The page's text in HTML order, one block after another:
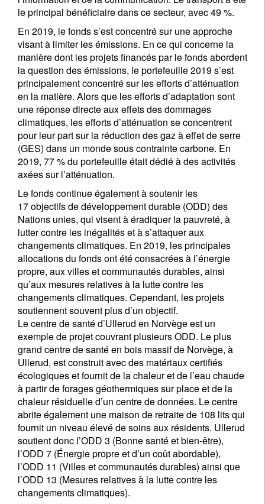
le principal bénéficiaire dans ce secteur, avec 49 %.
En 2019, le fonds s’est concentré sur une approche
visant à limiter les émissions. En ce qui concerne la
manière dont les projets financés par le fonds abordent
la question des émissions, le portefeuille 2019 s’est
principalement concentré sur les efforts d’atténuation
en la matière. Alors que les efforts d’adaptation sont
une réponse directe aux effets des dommages
climatiques, les efforts d’atténuation se concentrent
pour leur part sur la réduction des gaz à effet de serre
(GES) dans un monde sous contrainte carbone. En
2019, 77 % du portefeuille était dédié à des activités
axées sur l’atténuation.
Le fonds continue également à soutenir les
17 objectifs de développement durable (ODD) des
Nations unies, qui visent à éradiquer la pauvreté, à
lutter contre les inégalités et à s’attaquer aux
changements climatiques. En 2019, les principales
allocations du fonds ont été consacrées à l’énergie
propre, aux villes et communautés durables, ainsi
qu’aux mesures relatives à la lutte contre les
changements climatiques. Cependant, les projets
soutiennent souvent plus d’un objectif.
Le centre de santé d’Ullerud en Norvège est un
exemple de projet couvrant plusieurs ODD. Le plus
grand centre de santé en bois massif de Norvège, à
Ullerud, est construit avec des matériaux certifiés
écologiques et fournit de la chaleur et de l’eau chaude
à partir de forages géothermiques sur place et de la
chaleur résiduelle d’un centre de données. Le centre
abrite également une maison de retraite de 108 lits qui
fournit un niveau élevé de soins aux résidents. Ullerud
soutient donc l’ODD 3 (Bonne santé et bien-être),
l’ODD 7 (Énergie propre et d’un coût abordable),
l’ODD 11 (Villes et communautés durables) ainsi que
l’ODD 13 (Mesures relatives à la lutte contre les
changements climatiques).